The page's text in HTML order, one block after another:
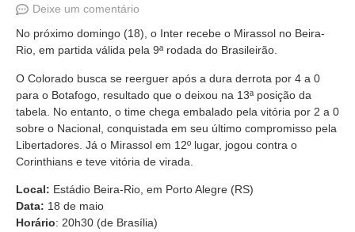
Deixe um comentário
No próximo domingo (18), o Inter recebe o Mirassol no Beira-
Rio, em partida válida pela 9ª rodada do Brasileirão.
O Colorado busca se reerguer após a dura derrota por 4 a 0
para o Botafogo, resultado que o deixou na 13ª posição da
tabela. No entanto, o time chega embalado pela vitória por 2 a 0
sobre o Nacional, conquistada em seu último compromisso pela
Libertadores. Já o Mirassol em 12º lugar, jogou contra o
Corinthians e teve vitória de virada.
Local: Estádio Beira-Rio, em Porto Alegre (RS)
Data: 18 de maio
Horário: 20h30 (de Brasília)